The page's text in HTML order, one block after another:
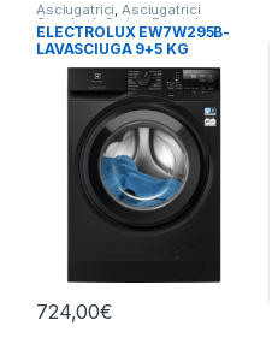
Asciugatrici,Asciugatrici
Standard,Carico Frontale,
Electrolux,Lavasciuga,Lavatrici
Libera Installazione
ELECTROLUX EW7W295B-
LAVASCIUGA 9+5 KG
724,00€